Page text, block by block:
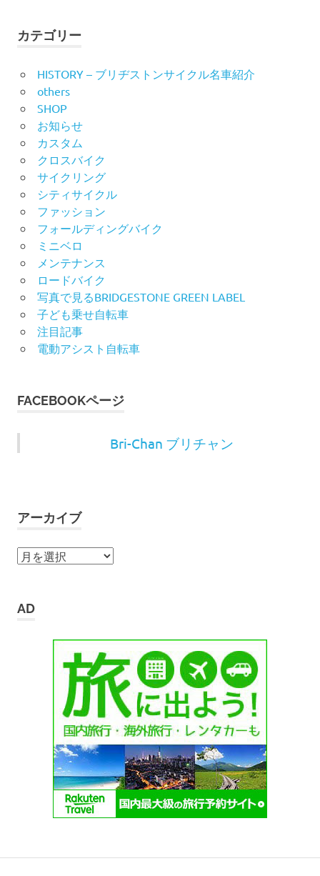
カテゴリー
HISTORY – ブリヂストンサイクル名車紹介
others
SHOP
お知らせ
カスタム
クロスバイク
サイクリング
シティサイクル
ファッション
フォールディングバイク
ミニベロ
メンテナンス
ロードバイク
写真で見るBRIDGESTONE GREEN LABEL
子ども乗せ自転車
注目記事
電動アシスト自転車
FACEBOOKページ
Bri-Chan ブリチャン
アーカイブ
ア
イ
AD